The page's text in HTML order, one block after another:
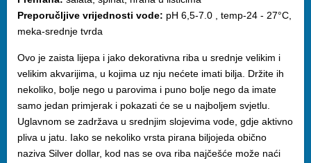
Preporučljive vrijednosti vode: pH 6,5-7.0 , temp-24 - 27°C,
meka-srednje tvrda
Ovo je zaista lijepa i jako dekorativna riba u srednje velikim i
velikim akvarijima, u kojima uz nju nećete imati bilja. Držite ih
nekoliko, bolje nego u parovima i puno bolje nego da imate
samo jedan primjerak i pokazati će se u najboljem svjetlu.
Uglavnom se zadržava u srednjim slojevima vode, gdje aktivno
pliva u jatu. Iako se nekoliko vrsta pirana biljojeda obično
naziva Silver dollar, kod nas se ova riba najčešće može naći